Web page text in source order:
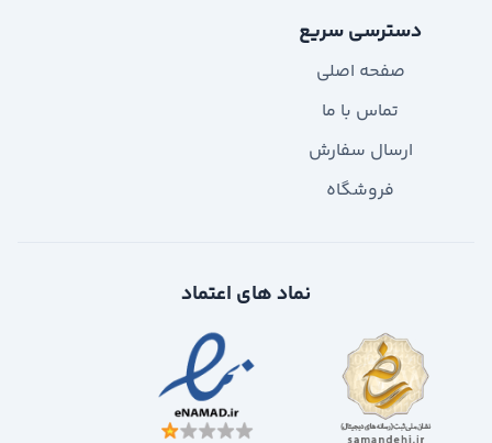
دسترسی سریع
صفحه اصلی
تماس با ما
ارسال سفارش
فروشگاه
نماد های اعتماد